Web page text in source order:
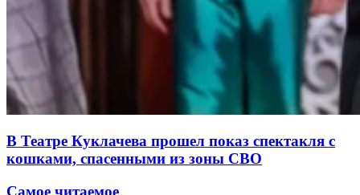
В Театре Куклачева прошел показ спектакля с
кошками, спасенными из зоны СВО
Самое читаемое